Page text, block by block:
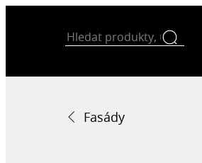
Fasády